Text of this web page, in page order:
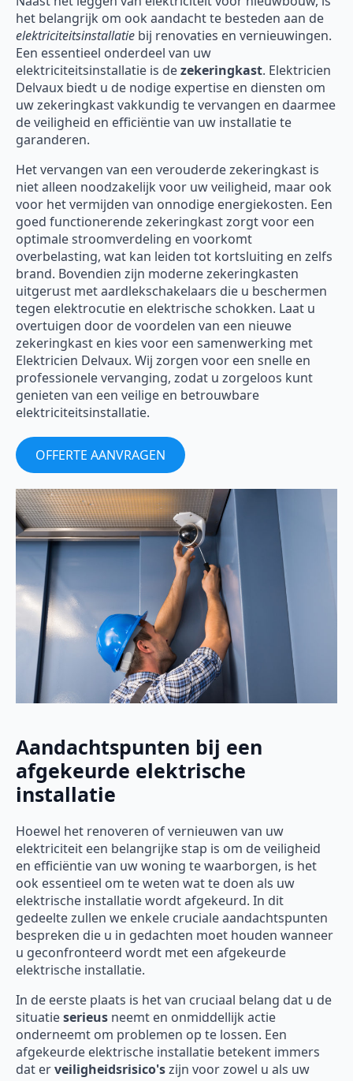
het belangrijk om ook aandacht te besteden aan de
elektriciteitsinstallatie bij renovaties en vernieuwingen.
Een essentieel onderdeel van uw
elektriciteitsinstallatie is dezekeringkast. Elektricien
Delvaux biedt u de nodige expertise en diensten om
uw zekeringkast vakkundig te vervangen en daarmee
de veiligheid en efficiëntie van uw installatie te
garanderen.
Het vervangen van een verouderde zekeringkast is
niet alleen noodzakelijk voor uw veiligheid, maar ook
voor het vermijden van onnodige energiekosten. Een
goed functionerende zekeringkast zorgt voor een
optimale stroomverdeling en voorkomt
overbelasting, wat kan leiden tot kortsluiting en zelfs
brand. Bovendien zijn moderne zekeringkasten
uitgerust met aardlekschakelaars die u beschermen
tegen elektrocutie en elektrische schokken. Laat u
overtuigen door de voordelen van een nieuwe
zekeringkast en kies voor een samenwerking met
Elektricien Delvaux. Wij zorgen voor een snelle en
professionele vervanging, zodat u zorgeloos kunt
genieten van een veilige en betrouwbare
elektriciteitsinstallatie.
OFFERTE AANVRAGEN
Aandachtspunten bij een
afgekeurde elektrische
installatie
Hoewel het renoveren of vernieuwen van uw
elektriciteit een belangrijke stap is om de veiligheid
en efficiëntie van uw woning te waarborgen, is het
ook essentieel om te weten wat te doen als uw
elektrische installatie wordt afgekeurd. In dit
gedeelte zullen we enkele cruciale aandachtspunten
bespreken die u in gedachten moet houden wanneer
u geconfronteerd wordt met een afgekeurde
elektrische installatie.
In de eerste plaats is het van cruciaal belang dat u de
situatieserieus neemt en onmiddellijk actie
onderneemt om problemen op te lossen. Een
afgekeurde elektrische installatie betekent immers
dat erveiligheidsrisico'szijn voor zowel u als uw